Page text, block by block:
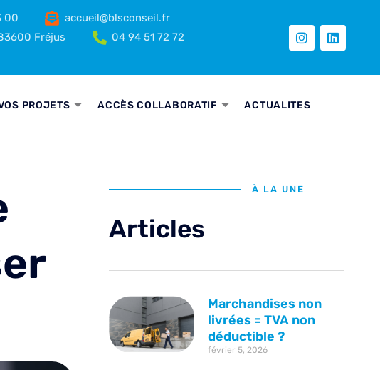
00
accueil@blsconseil.fr
Fréjus
04 94 51 72 72
PROJETS ACCÈS COLLABORATIF
ACTUALITES
À LA UNE
Articles
Marchandises non
livrées = TVA non
déductible ?
février 5, 2026